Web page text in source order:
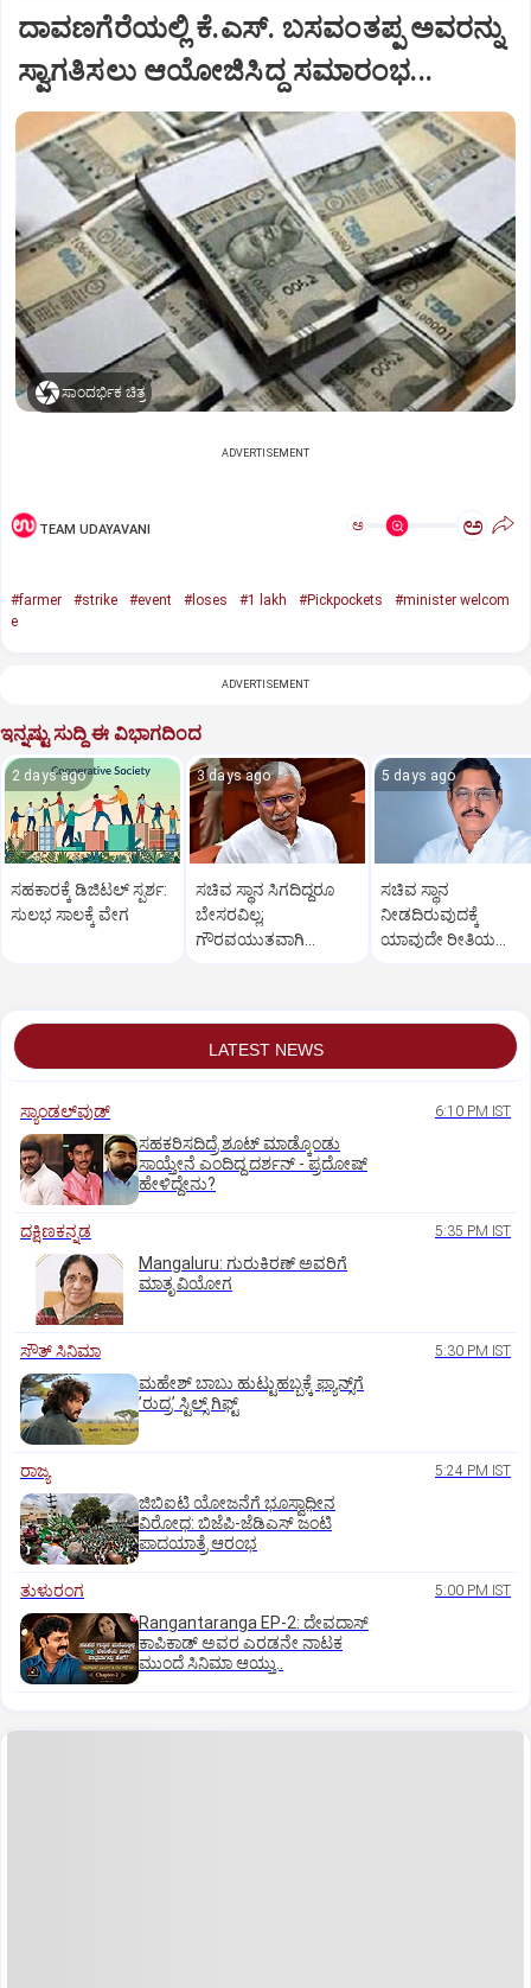
ದಾವಣಗೆರೆಯಲ್ಲಿ ಕೆ.ಎಸ್. ಬಸವಂತಪ್ಪ ಅವರನ್ನು
ಸ್ವಾಗತಿಸಲು ಆಯೋಜಿಸಿದ್ದ ಸಮಾರಂಭ...
ಸಾಂದರ್ಭಿಕ ಚಿತ್ರ
ADVERTISEMENT
TEAM UDAYAVANI ಅ ಅ
#farmer #strike #event #loses #1 lakh #Pickpockets
#minister welcom
e
ADVERTISEMENT
ಇನ್ನಷ್ಟು ಸುದ್ದಿ ಈ ವಿಭಾಗದಿಂದ
2 days ago
ಸಹಕಾರಕ್ಕೆ ಡಿಜಿಟಲ್‌ ಸ್ಪರ್ಶ:
ಸುಲಭ ಸಾಲಕ್ಕೆ ವೇಗ
3 days ago
ಸಚಿವ ಸ್ಥಾನ ಸಿಗದಿದ್ದರೂ
ಬೇಸರವಿಲ್ಲ;
ಗೌರವಯುತವಾಗಿ
5 days ago
ಸಚಿವ ಸ್ಥಾನ
ನೀಡದಿರುವುದಕ್ಕೆ
ಯಾವುದೇ ರೀತಿಯ
LATEST NEWS
ಸ್ಯಾಂಡಲ್‌ವುಡ್‌ 6:10 PM IST
ಸಹಕರಿಸದಿದ್ರೆ ಶೂಟ್‌ ಮಾಡ್ಕೊಂಡು
ಸಾಯ್ತೇನೆ ಎಂದಿದ್ದ ದರ್ಶನ್‌ - ಪ್ರದೋಷ್‌
ಹೇಳಿದ್ದೇನು?
ದಕ್ಷಿಣಕನ್ನಡ 5:35 PM IST
Mangaluru: ಗುರುಕಿರಣ್ ಅವರಿಗೆ
ಮಾತೃ ವಿಯೋಗ
ಸೌತ್‌ ಸಿನಿಮಾ 5:30 PM IST
ಮಹೇಶ್‌ ಬಾಬು ಹುಟ್ಟುಹಬ್ಬಕ್ಕೆ ಫ್ಯಾನ್ಸ್‌ಗೆ
ʼರುದ್ರʼ ಸ್ಟಿಲ್ಸ್‌ ಗಿಫ್ಟ್
ರಾಜ್ಯ 5:24 PM IST
ಜಿಬಿಐಟಿ ಯೋಜನೆಗೆ ಭೂಸ್ವಾಧೀನ
ವಿರೋಧ: ಬಿಜೆಪಿ-ಜೆಡಿಎಸ್‌ ಜಂಟಿ
ಪಾದಯಾತ್ರೆ ಆರಂಭ
ತುಳುರಂಗ 5:00 PM IST
Rangantaranga EP-2: ದೇವದಾಸ್
ಕಾಪಿಕಾಡ್‌ ಅವರ ಎರಡನೇ ನಾಟಕ
ಮುಂದೆ ಸಿನಿಮಾ ಆಯ್ತು..